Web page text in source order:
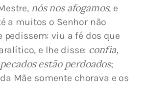
nós nos afogamos, e
a muitos o Senhor não
pedissem: viu a fé dos que
e lhe disse: confia,
estão perdoados;
Mãe somente chorava e os